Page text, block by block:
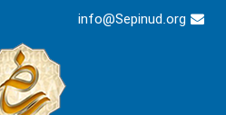
info@Sepinud.org